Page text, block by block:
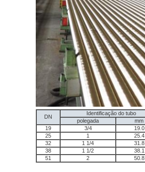
DN
Identificação do tubo
polegada
mm
19
3/4 19.0
25
1 25.4
32
1 1/4 31.8
38
1 1/2 38.1
51
2 50.8